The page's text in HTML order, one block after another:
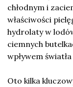
chłodnym i
właściwości
hydrolaty w
ciemnych
wpływem
Oto kilka